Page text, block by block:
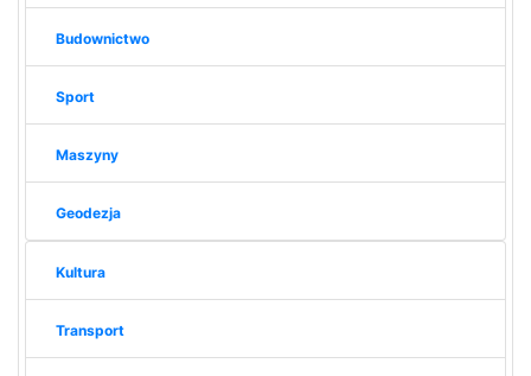
Budownictwo
Sport
Maszyny
Geodezja
Kultura
Transport